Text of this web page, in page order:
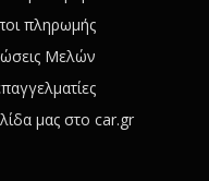
πληρωμής
Μελών
μας στο car.gr